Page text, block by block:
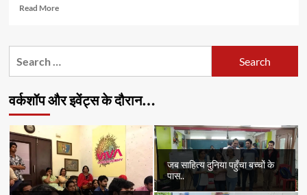
Read MoreRead
घनी
मुंशी
प्रेमचंद
की
कहानी
“ढपोरशंख”
का
छटवाँ
भाग
वर्कशॉप और इवेंट्स के दौरान…
जब साहित्य दुनिया पहुँचा बच्चों के
पास..